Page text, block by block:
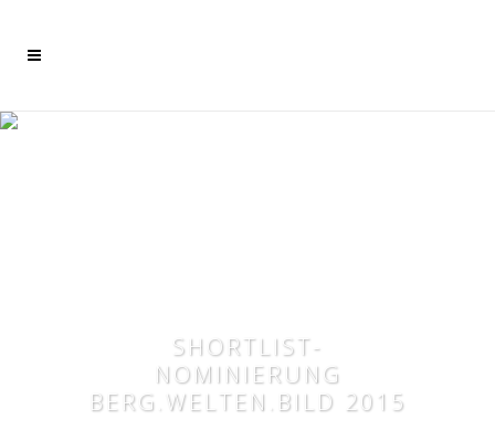
SHORTLIST-
NOMINIERUNG
BERG.WELTEN.BILD 2015